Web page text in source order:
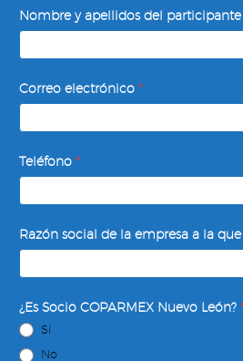
Personal
Nombre y apellidos del participante
Correo electrónico *
Teléfono *
Razón social de la empresa a la
¿Es Socio COPARMEX Nuevo León? *
Sí
No